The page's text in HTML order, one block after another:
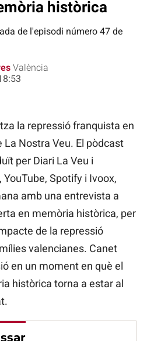
històrica
de l'episodi número 47 de
València
la repressió franquista en
La Nostra Veu. El pòdcast
per Diari La Veu i
YouTube, Spotify i Ivoox,
amb una entrevista a
en memòria històrica, per
de la repressió
valencianes. Canet
en un moment en què el
històrica torna a estar al